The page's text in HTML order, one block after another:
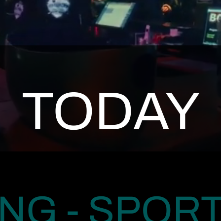
-
TODAY